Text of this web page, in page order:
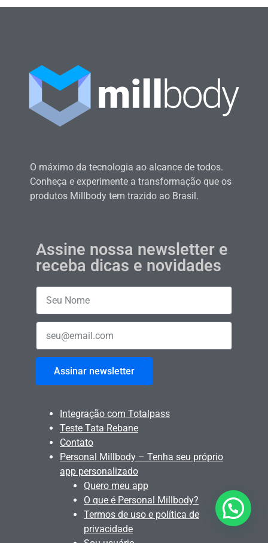
O máximo da tecnologia ao alcance de todos.
Conheça e experimente a transformação que os
produtos Millbody tem trazido ao Brasil.
Assine nossa newsletter e
receba dicas e novidades
Assinar newsletter
Integração com Totalpass
Teste Tata Rebane
Contato
Personal Millbody – Tenha seu próprio
app personalizado
Quero meu app
O que é Personal Millbody?
Termos de uso e política de
privacidade